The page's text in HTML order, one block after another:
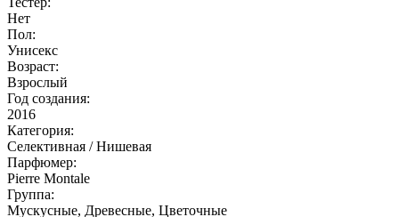
Нет
Пол:
Унисекс
Возраст:
Взрослый
Год создания:
2016
Категория:
Селективная / Нишевая
Парфюмер:
Pierre Montale
Группа:
Мускусные, Древесные, Цветочные